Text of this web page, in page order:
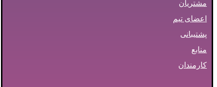
مشتریان
اعضای تیم
پشتیبانی
منابع
کارمندان